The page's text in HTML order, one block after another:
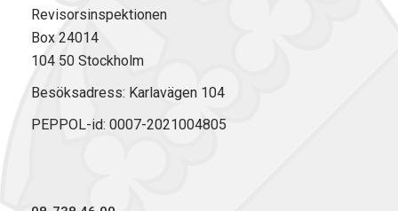
Revisorsinspektionen
Box 24014
104 50 Stockholm
Besöksadress: Karlavägen 104
PEPPOL-id: 0007-2021004805